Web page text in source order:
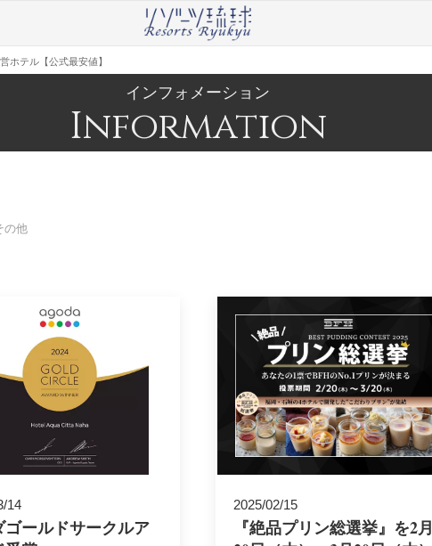
ホテル【公式最安値】
インフォメーション
Information
の他
14
ゴールドサークルア
2025/02/15
『絶品プリン総選挙』を2月